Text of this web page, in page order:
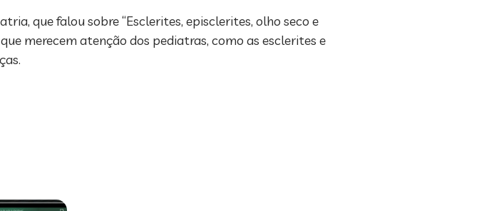
que falou sobre “Esclerites, episclerites, olho seco e
merecem atenção dos pediatras, como as esclerites e